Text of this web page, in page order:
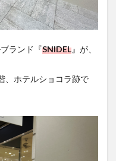
ランド『SNIDEL』が、
、ホテルショコラ跡で
原パーク
壁画
なと祭り
大分空港
大分駅
服
平和市民公園能楽堂
挾間町